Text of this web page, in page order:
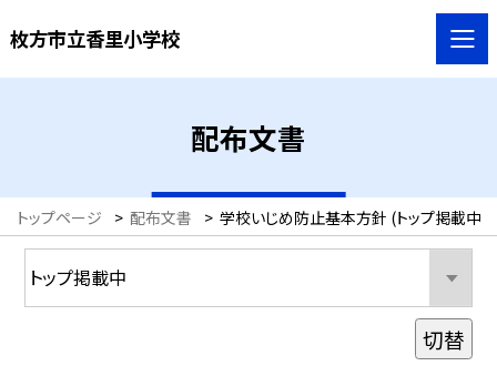
枚方市立香里小学校
配布文書
トップページ > 配布文書 > 学校いじめ防止基本方針 (トップ掲載中)
切替